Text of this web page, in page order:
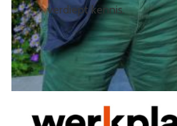
verdiept kennis.